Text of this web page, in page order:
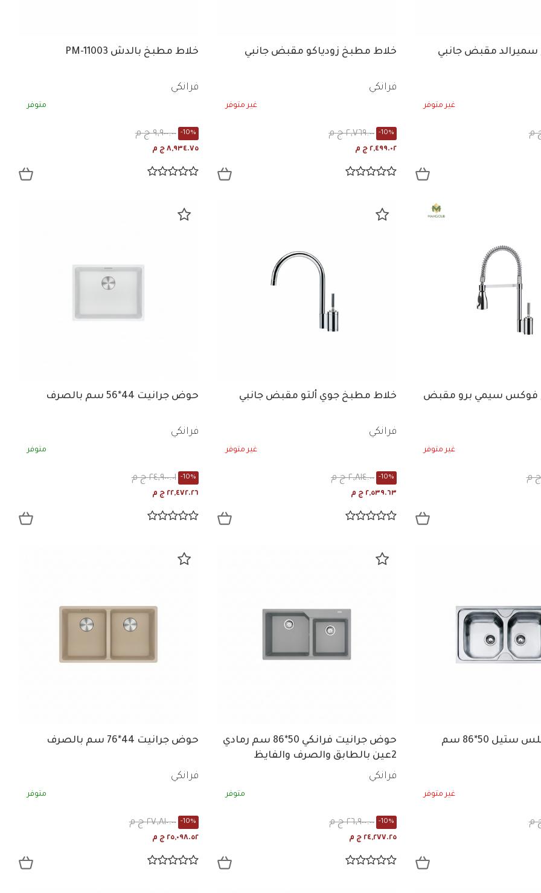
مقبض جانبي
غير متوفر
خلاط مطبخ زودياكو مقبض جانبي
فرانكي
غير متوفر
٢,٧٦٩.٠٠ ج م -10%
٢,٤٩٩.٠٢ ج م
خلاط مطبخ بالدش PM-11003
فرانكي
متوفر
٩,٩٠٠.٠٠ ج م -10%
٨,٩٣٤.٧٥ ج م
فوكس سيمي برو مقبض
غير متوفر
خلاط مطبخ جوي ألتو مقبض جانبي
فرانكي
غير متوفر
٢,٨١٤.٠٠ ج م -10%
٢,٥٣٩.٦٣ ج م
حوض جرانيت 44*56 سم بالصرف
فرانكي
متوفر
٢٤,٩٠٠.٠١ ج م -10%
٢٢,٤٧٢.٢٦ ج م
50*86 سم
غير متوفر
حوض جرانيت فرانكي 50*86 سم رمادي
2عين بالطابق والصرف والفايظ
114.0582.295
فرانكي
متوفر
٢٦,٩٠٠.٠٠ ج م -10%
٢٤,٢٧٧.٢٥ ج م
حوض جرانيت 44*76 سم بالصرف
فرانكي
متوفر
٢٧,٨١٠.٠٠ ج م -10%
٢٥,٠٩٨.٥٢ ج م